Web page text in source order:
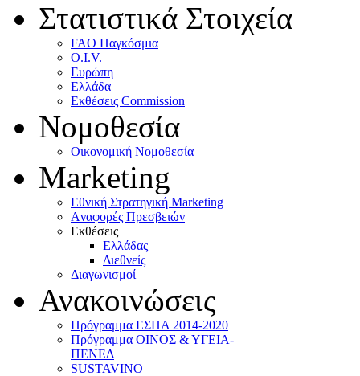
Στατιστικά Στοιχεία
FAO Παγκόσμια
O.I.V.
Ευρώπη
Ελλάδα
Eκθέσεις Commission
Νομοθεσία
Οικονομική Νομοθεσία
Marketing
Eθνική Στρατηγική Marketing
Aναφορές Πρεσβειών
Eκθέσεις
Eλλάδας
Διεθνείς
Διαγωνισμοί
Ανακοινώσεις
Πρόγραμμα ΕΣΠΑ 2014-2020
Πρόγραμμα ΟΙΝΟΣ & ΥΓΕΙΑ-
ΠΕΝΕΔ
SUSTAVINO